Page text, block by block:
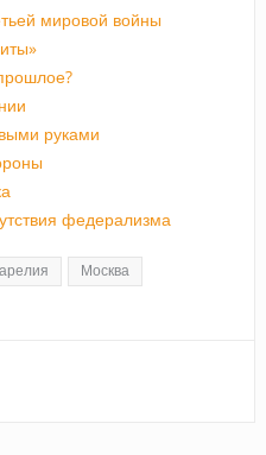
мировой войны
руками
федерализма
Москва